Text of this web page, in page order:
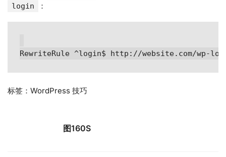
login ：
标签：WordPress 技巧
图160S